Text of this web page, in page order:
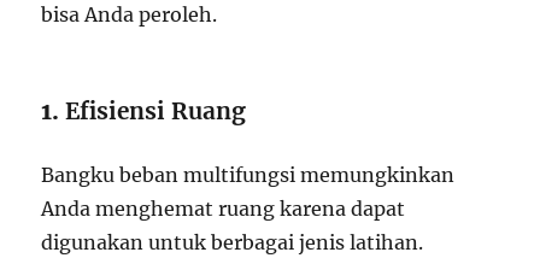
bisa Anda peroleh.
1.Efisiensi Ruang
Bangku beban multifungsi memungkinkan
Anda menghemat ruang karena dapat
digunakan untuk berbagai jenis latihan.